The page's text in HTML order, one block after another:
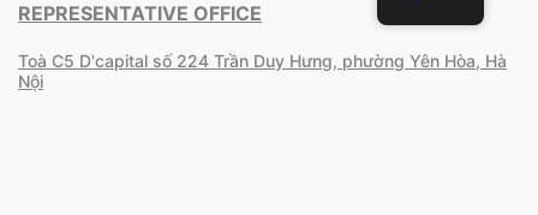
REPRESENTATIVE OFFICE
Toà C5 D'capital số 224 Trần Duy Hưng, phường Yên Hòa, Hà
Nội